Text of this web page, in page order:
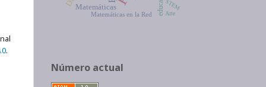
.
Matemáticas
Matemáticas en la Red
STEM
Arte
Número actual